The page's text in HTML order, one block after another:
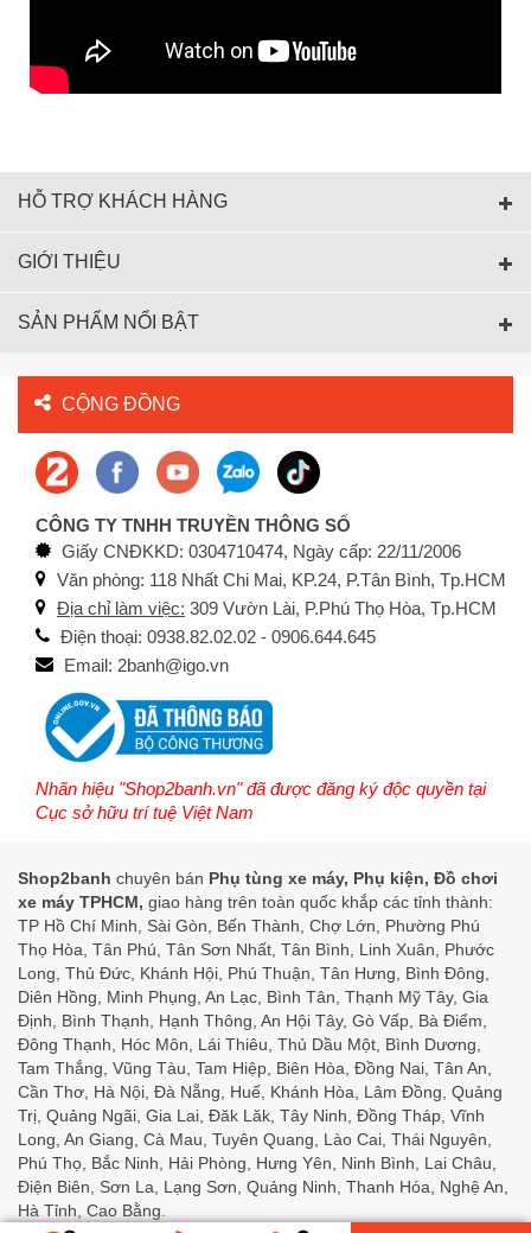
HỖ TRỢ KHÁCH HÀNG
GIỚI THIỆU
SẢN PHẨM NỔI BẬT
CỘNG ĐỒNG
CÔNG TY TNHH TRUYỀN THÔNG SỐ
Giấy CNĐKKD: 0304710474, Ngày cấp: 22/11/2006
Văn phòng: 118 Nhất Chi Mai, KP.24, P.Tân Bình, Tp.HCM
Địa chỉ làm việc: 309 Vườn Lài, P.Phú Thọ Hòa, Tp.HCM
Điện thoại: 0938.82.02.02 - 0906.644.645
Email: 2banh@igo.vn
Nhãn hiệu "Shop2banh.vn" đã được đăng ký độc quyền tại
Cục sở hữu trí tuệ Việt Nam
Shop2banh chuyên bán Phụ tùng xe máy, Phụ kiện, Đồ chơi
xe máy TPHCM, giao hàng trên toàn quốc khắp các tỉnh thành:
TP Hồ Chí Minh, Sài Gòn, Bến Thành, Chợ Lớn, Phường Phú
Thọ Hòa, Tân Phú, Tân Sơn Nhất, Tân Bình, Linh Xuân, Phước
Long, Thủ Đức, Khánh Hội, Phú Thuận, Tân Hưng, Bình Đông,
Diên Hồng, Minh Phụng, An Lạc, Bình Tân, Thạnh Mỹ Tây, Gia
Định, Bình Thạnh, Hạnh Thông, An Hội Tây, Gò Vấp, Bà Điểm,
Đông Thạnh, Hóc Môn, Lái Thiêu, Thủ Dầu Một, Bình Dương,
Tam Thắng, Vũng Tàu, Tam Hiệp, Biên Hòa, Đồng Nai, Tân An,
Cần Thơ, Hà Nội, Đà Nẵng, Huế, Khánh Hòa, Lâm Đồng, Quảng
Trị, Quảng Ngãi, Gia Lai, Đăk Lăk, Tây Ninh, Đồng Tháp, Vĩnh
Long, An Giang, Cà Mau, Tuyên Quang, Lào Cai, Thái Nguyên,
Phú Thọ, Bắc Ninh, Hải Phòng, Hưng Yên, Ninh Bình, Lai Châu,
Điện Biên, Sơn La, Lạng Sơn, Quảng Ninh, Thanh Hóa, Nghệ An,
Hà Tỉnh, Cao Bằng.